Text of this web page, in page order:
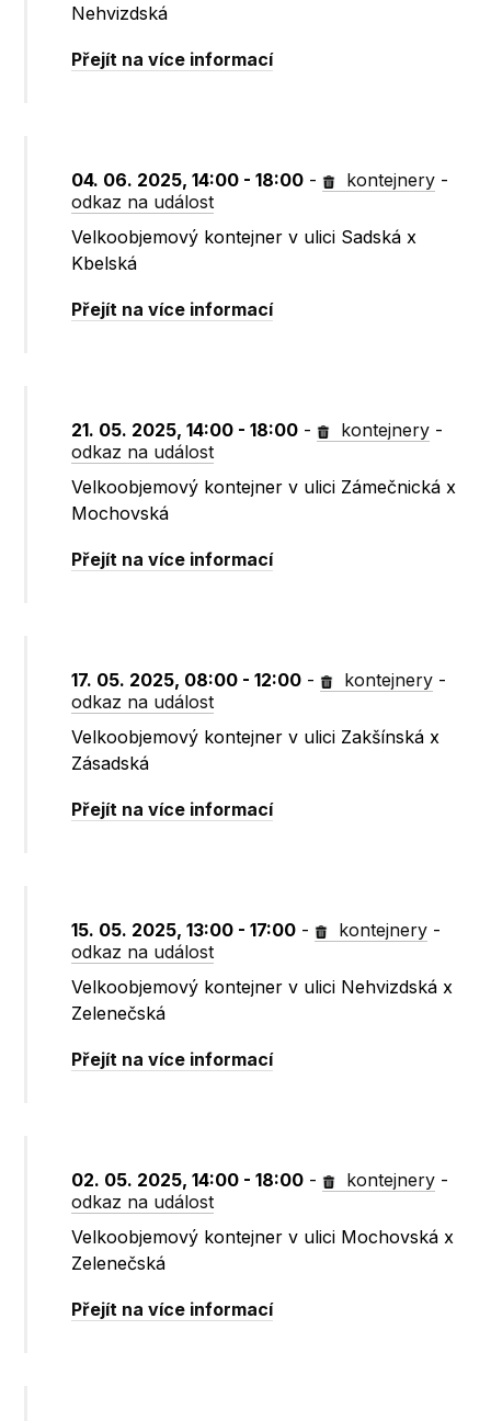
Nehvizdská
Přejít na více informací
04. 06. 2025, 14:00 - 18:00 - kontejnery -
odkaz na událost
Velkoobjemový kontejner v ulici Sadská x
Kbelská
Přejít na více informací
21. 05. 2025, 14:00 - 18:00 - kontejnery -
odkaz na událost
Velkoobjemový kontejner v ulici Zámečnická x
Mochovská
Přejít na více informací
17. 05. 2025, 08:00 - 12:00 - kontejnery -
odkaz na událost
Velkoobjemový kontejner v ulici Zakšínská x
Zásadská
Přejít na více informací
15. 05. 2025, 13:00 - 17:00 - kontejnery -
odkaz na událost
Velkoobjemový kontejner v ulici Nehvizdská x
Zelenečská
Přejít na více informací
02. 05. 2025, 14:00 - 18:00 - kontejnery -
odkaz na událost
Velkoobjemový kontejner v ulici Mochovská x
Zelenečská
Přejít na více informací